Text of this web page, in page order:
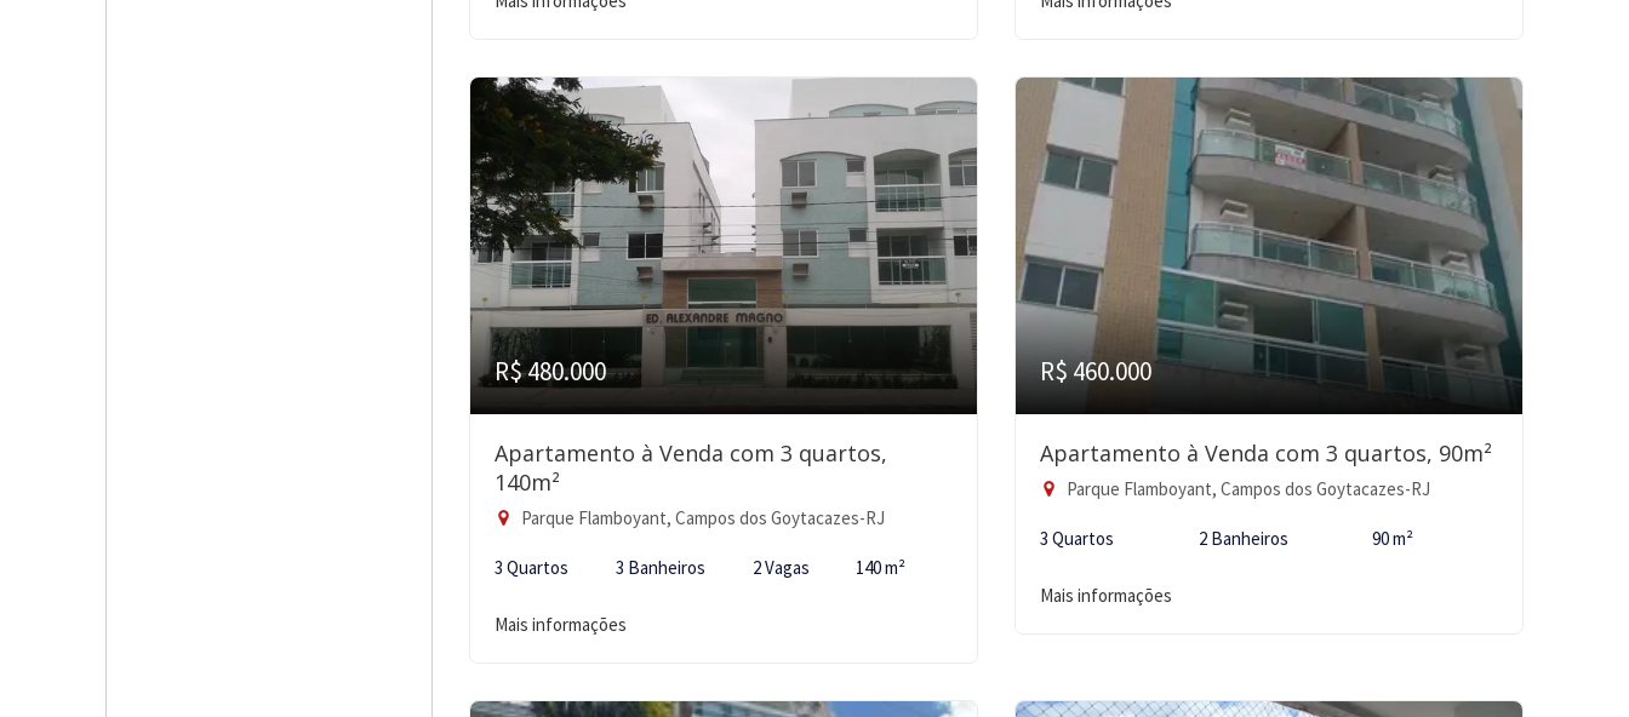
R$ 480.000
Apartamento à Venda com 3 quartos,
140m²
Parque Flamboyant, Campos dos Goytacazes-RJ
3 Quartos 3 Banheiros 2 Vagas 140 m²
Mais informações
R$ 460.000
Apartamento à Venda com 3 quartos, 90m²
Parque Flamboyant, Campos dos Goytacazes-RJ
3 Quartos 2 Banheiros 90 m²
Mais informações